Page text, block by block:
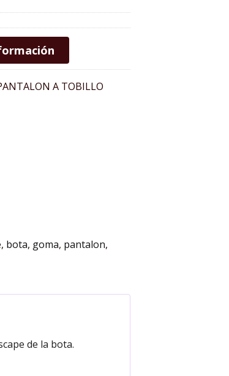
A TOBILLO
bota goma pantalon
de la bota.